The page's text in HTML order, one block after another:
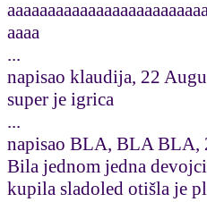
aaaa
...
napisao klaudija, 22
super je igrica
...
napisao BLA, BLA BLA,
Bila jednom jedna
kupila sladoled otišla je